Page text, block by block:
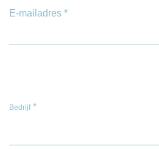
E-mailadres *
Bedrijf*